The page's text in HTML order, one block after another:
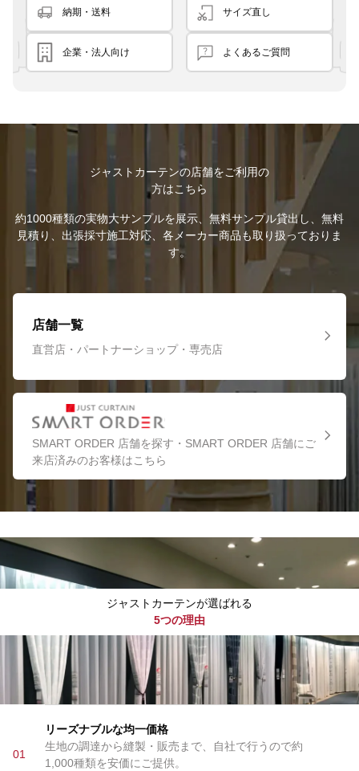
納期・送料 サイズ直し
企業・法人向け よくあるご質問
ジャストカーテンの店舗をご利用の
方はこちら
約1000種類の実物大サンプルを展示、無料サンプル貸出し、無料
見積り、出張採寸施工対応、各メーカー商品も取り扱っておりま
す。
店舗一覧
直営店・パートナーショップ・専売店
SMART ORDER 店舗を探す・SMART ORDER 店舗にご
来店済みのお客様はこちら
ジャストカーテンが選ばれる
5つの理由
01
リーズナブルな均一価格
生地の調達から縫製・販売まで、自社で行うので約
1,000種類を安価にご提供。